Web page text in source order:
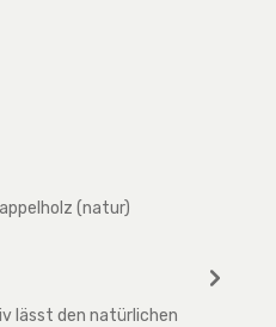
(natur)
lässt den natürlichen